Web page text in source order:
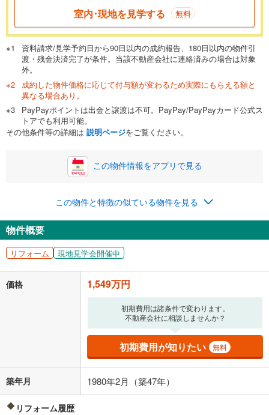
一般的には最長35年まで借り入れ可能です。多くの金融機関
が完済時の年齢は80歳までを条件としています。
閉じる
頭金 万円
0万円 1,549万円
自己資金から住宅購入にかけられる金額を入力してくださ
い。一般的には物件価格の2割までが目安です。
閉じる
ボーナス
万円
0円
ナス時の増額分（1回分）を入力してください。
ボーナス払いの限度額は金融機関によって異なります。
閉じる
月々の返済額
る値は、実際の金融機関等における貸出金利とは何ら関係がなく、実際
の金融機関等における貸出金利を何ら保証するものではありません。返
済方法「元利均等返済」にて算出しております。入力された金利を35年
適用した場合の計算結果を表示しています。
その他月額費用や、初期費用がかかります。ご注意ください。実際にお
借り入れの際は各金融機関等に、必ずご自身でご確認をお願いいたしま
条件によってお借り入れができないことがあります。
不動産会社に購入相談をする 無料
室内･現地を見学する 無料
資料請求/見学予約日から90日以内の成約報告、180日以内の物件引
渡・残金決済完了が条件。当該不動産会社に連絡済みの場合は対象
外。
成約した物件価格に応じて付与額が変わるため実際にもらえる額と
異なる場合あり。
PayPayポイントは出金と譲渡は不可。PayPay/PayPayカード公式ス
トアでも利用可能。
その他条件等の詳細は 説明ページをご覧ください。
この物件情報をアプリで見る
この物件と特徴の似ている物件を見る
物件概要
リフォーム 現地見学会開催中
価格 1,549万円
初期費用は諸条件で変わります。
不動産会社に相談しませんか？
初期費用が知りたい 無料
築年月 1980年2月（築47年）
リフォーム履歴